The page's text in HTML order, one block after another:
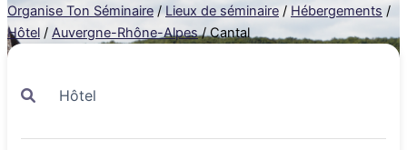
Organise Ton Séminaire / Lieux de séminaire / Hébergements /
Hôtel / Auvergne-Rhône-Alpes / Cantal